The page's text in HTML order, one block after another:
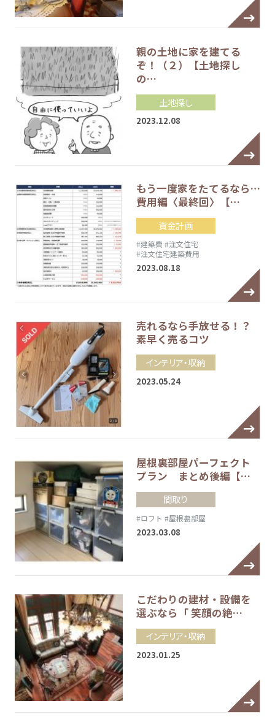
親の土地に家を建てる
ぞ！（２）【土地探し
の…
土地探し
2023.12.08
もう一度家をたてるなら…
費用編〈最終回〉【…
資金計画
#建築費 #注文住宅
#注文住宅建築費用
2023.08.18
売れるなら手放せる！？
素早く売るコツ
インテリア・収納
2023.05.24
屋根裏部屋パーフェクト
プラン まとめ後編【…
間取り
#ロフト #屋根裏部屋
2023.03.08
こだわりの建材・設備を
選ぶなら「 笑顔の絶…
インテリア・収納
2023.01.25